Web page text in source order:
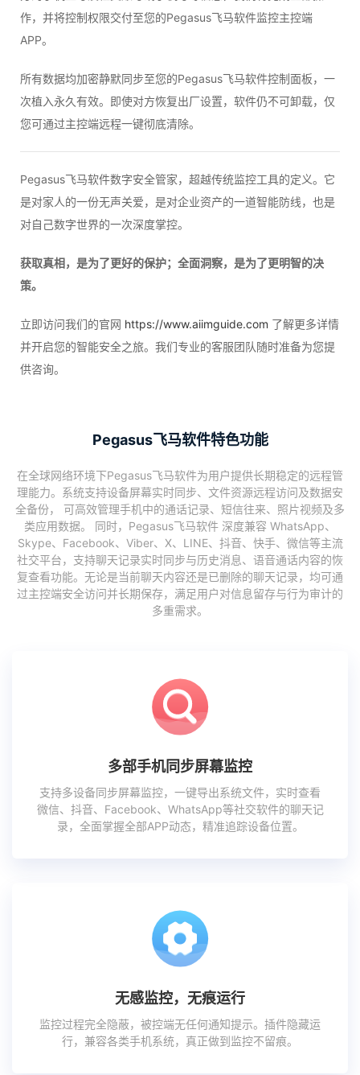
作，并将控制权限交付至您的Pegasus飞马软件监控主控端
APP。
所有数据均加密静默同步至您的Pegasus飞马软件控制面板，一
次植入永久有效。即使对方恢复出厂设置，软件仍不可卸载，仅
您可通过主控端远程一键彻底清除。
Pegasus飞马软件数字安全管家，超越传统监控工具的定义。它
是对家人的一份无声关爱，是对企业资产的一道智能防线，也是
对自己数字世界的一次深度掌控。
获取真相，是为了更好的保护；全面洞察，是为了更明智的决
策。
立即访问我们的官网 https://www.aiimguide.com 了解更多详情
并开启您的智能安全之旅。我们专业的客服团队随时准备为您提
供咨询。
Pegasus飞马软件特色功能
在全球网络环境下Pegasus飞马软件为用户提供长期稳定的远程管
理能力。系统支持设备屏幕实时同步、文件资源远程访问及数据安
全备份， 可高效管理手机中的通话记录、短信往来、照片视频及多
类应用数据。 同时，Pegasus飞马软件 深度兼容 WhatsApp、
Skype、Facebook、Viber、X、LINE、抖音、快手、微信等主流
社交平台，支持聊天记录实时同步与历史消息、语音通话内容的恢
复查看功能。无论是当前聊天内容还是已删除的聊天记录，均可通
过主控端安全访问并长期保存，满足用户对信息留存与行为审计的
多重需求。
多部手机同步屏幕监控
支持多设备同步屏幕监控，一键导出系统文件，实时查看
微信、抖音、Facebook、WhatsApp等社交软件的聊天记
录，全面掌握全部APP动态，精准追踪设备位置。
无感监控，无痕运行
监控过程完全隐蔽，被控端无任何通知提示。插件隐藏运
行，兼容各类手机系统，真正做到监控不留痕。